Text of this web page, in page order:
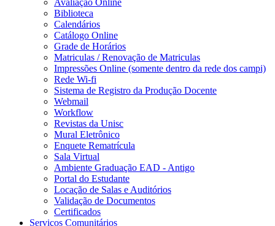
Avaliação Online
Biblioteca
Calendários
Catálogo Online
Grade de Horários
Matriculas / Renovação de Matriculas
Impressões Online (somente dentro da rede dos campi)
Rede Wi-fi
Sistema de Registro da Produção Docente
Webmail
Workflow
Revistas da Unisc
Mural Eletrônico
Enquete Rematrícula
Sala Virtual
Ambiente Graduação EAD - Antigo
Portal do Estudante
Locação de Salas e Auditórios
Validação de Documentos
Certificados
Serviços Comunitários